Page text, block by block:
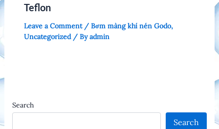
Search
Search
Teflon
Leave a Comment / Bơm màng khí nén Godo,
Uncategorized/ Byadmin